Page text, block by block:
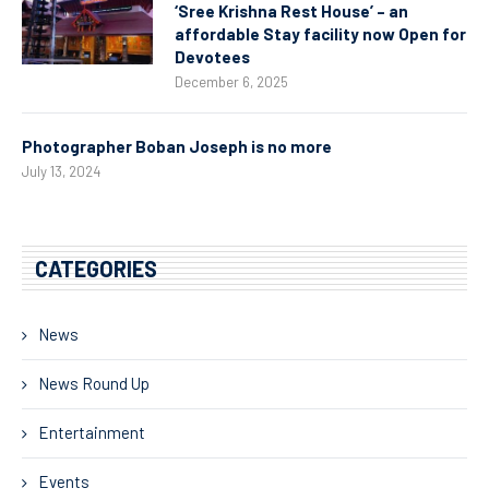
‘Sree Krishna Rest House’ – an
affordable Stay facility now Open for
Devotees
December 6, 2025
Photographer Boban Joseph is no more
July 13, 2024
CATEGORIES
News
News Round Up
Entertainment
Events